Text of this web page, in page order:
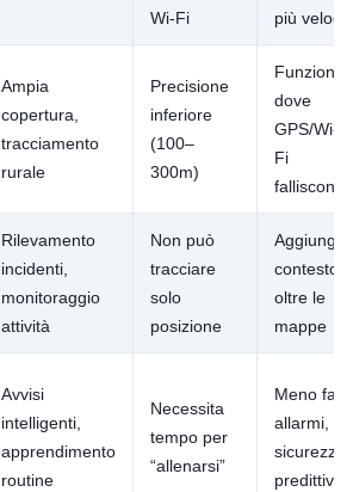
Wi-Fi
più veloci
Ampia
copertura,
tracciamento
rurale
Precisione
inferiore
(100–
300m)
Funziona
dove
GPS/Wi-
Fi
falliscono
Rilevamento
incidenti,
monitoraggio
attività
Non può
tracciare
solo
posizione
Aggiunge
contesto
oltre le
mappe
Avvisi
intelligenti,
apprendimento
routine
Necessita
tempo per
“allenarsi”
Meno falsi
allarmi,
sicurezza
predittiva